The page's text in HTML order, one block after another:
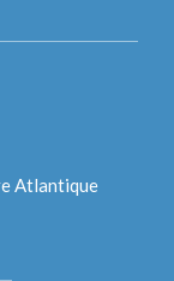
Atlantique